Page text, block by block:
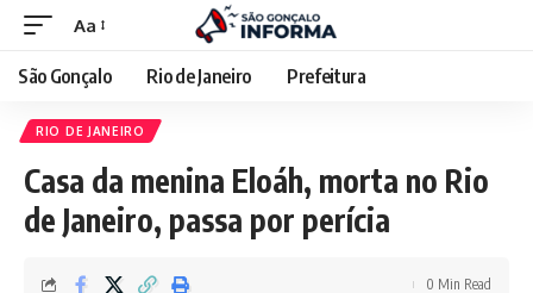
Aa
São Gonçalo Rio de Janeiro Prefeitura
RIO DE JANEIRO
Casa da menina Eloáh, morta no Rio
de Janeiro, passa por perícia
0 Min Read